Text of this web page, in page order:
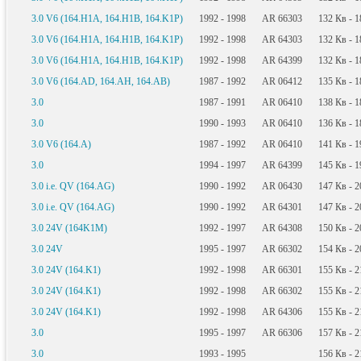
3.0 V6 (164.H1A, 164.H1B, 164.K1P)
1992 - 1998 AR 66303 132 Кв -
3.0 V6 (164.H1A, 164.H1B, 164.K1P)
1992 - 1998 AR 64303 132 Кв -
3.0 V6 (164.H1A, 164.H1B, 164.K1P)
1992 - 1998 AR 64399 132 Кв -
3.0 V6 (164.AD, 164.AH, 164.AB)
1987 - 1992 AR 06412 135 Кв -
3.0
1987 - 1991 AR 06410 138 Кв -
3.0
1990 - 1993 AR 06410 136 Кв -
3.0 V6 (164.A)
1987 - 1992 AR 06410 141 Кв -
3.0
1994 - 1997 AR 64399 145 Кв -
3.0 i.e. QV (164.AG)
1990 - 1992 AR 06430 147 Кв -
3.0 i.e. QV (164.AG)
1990 - 1992 AR 64301 147 Кв -
3.0 24V (164K1M)
1992 - 1997 AR 64308 150 Кв -
3.0 24V
1995 - 1997 AR 66302 154 Кв -
3.0 24V (164.K1)
1992 - 1998 AR 66301 155 Кв -
3.0 24V (164.K1)
1992 - 1998 AR 66302 155 Кв -
3.0 24V (164.K1)
1992 - 1998 AR 64306 155 Кв -
3.0
1995 - 1997 AR 66306 157 Кв -
3.0
1993 - 1995 156 Кв -